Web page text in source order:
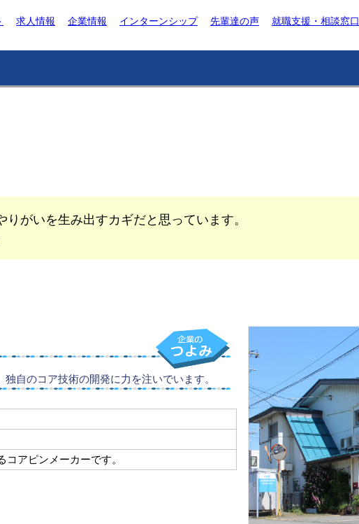
求人情報 企業情報 インターンシップ 先輩達の声 就職支援・相談窓口
がいを生み出すカギだと思っています。
自のコア技術の開発に力を注いでいます。
アピンメーカーです。